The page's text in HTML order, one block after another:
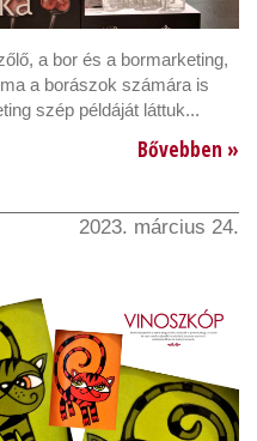
a bor és a bormarketing,
a borászok számára is
szép példáját láttuk...
Bővebben »
2023. március 24.